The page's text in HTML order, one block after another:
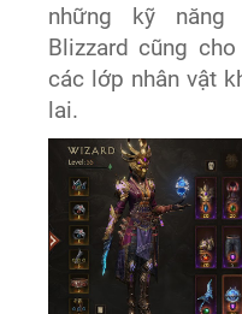
những kỹ
Blizzard cũng
các lớp nhân vật
lai.